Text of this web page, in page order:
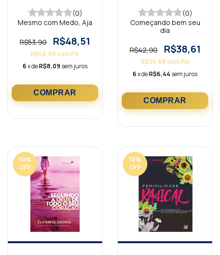
(0)
Mesmo com Medo, Aja
R$53,90 R$48,51
R$46,08 comPix
6x deR$8,09 sem juros
(0)
Começando bem seu
dia
R$42,90 R$38,61
R$36,68 com Pix
6x deR$6,44 sem juros
10%
OFF
10%
OFF